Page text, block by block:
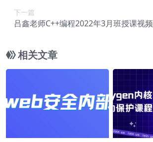
下一篇
吕鑫老师C++编程2022年3月班授课视频
相关文章